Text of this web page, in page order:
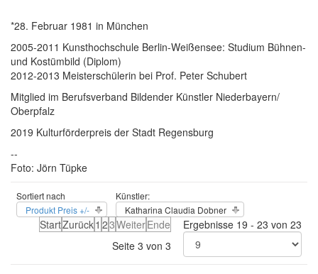
*28. Februar 1981 in München
2005-2011 Kunsthochschule Berlin-Weißensee: Studium Bühnen-
und Kostümbild (Diplom)
2012-2013 Meisterschülerin bei Prof. Peter Schubert
Mitglied im Berufsverband Bildender Künstler Niederbayern/
Oberpfalz
2019 Kulturförderpreis der Stadt Regensburg
--
Foto: Jörn Tüpke
Sortiert nach
Produkt Preis +/-
Künstler:
Katharina Claudia Dobner
StartZurück1 23WeiterEnde
Seite 3 von 3
Ergebnisse 19 - 23 von 23